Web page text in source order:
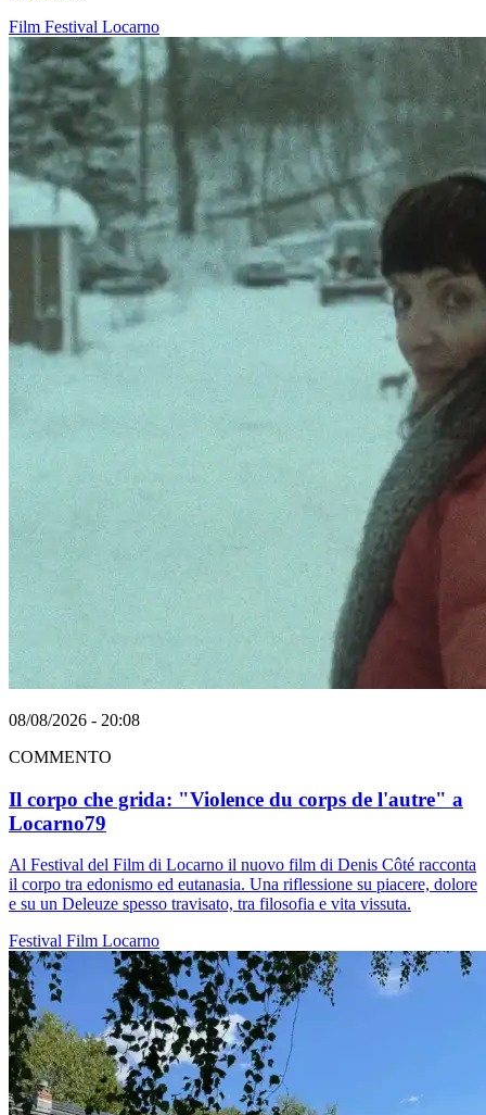
Film Festival Locarno
08/08/2026 - 20:08
COMMENTO
Il corpo che grida: "Violence du corps de l'autre" a
Locarno79
Al Festival del Film di Locarno il nuovo film di Denis Côté racconta
il corpo tra edonismo ed eutanasia. Una riflessione su piacere, dolore
e su un Deleuze spesso travisato, tra filosofia e vita vissuta.
Festival Film Locarno